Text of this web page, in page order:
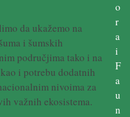
da ukažemo na
i šumskih
područjima tako i na
i potrebu dodatnih
nivoima za
važnih ekosistema.
o
r
a
i
F
a
u
n